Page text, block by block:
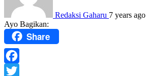
Redaksi Gaharu 7 years ago
Ayo Bagikan:
Share
Facebook